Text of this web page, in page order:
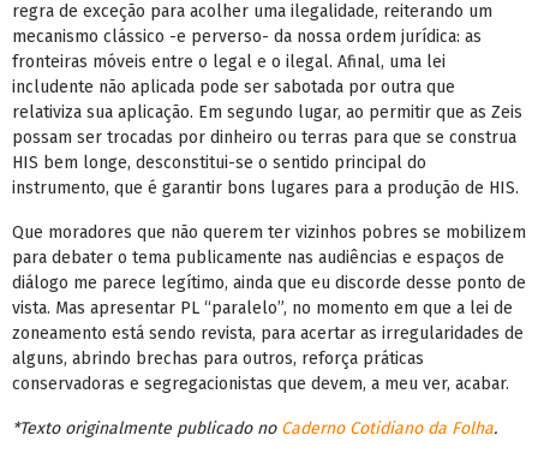
regra de exceção para acolher uma ilegalidade, reiterando um
mecanismo clássico -e perverso- da nossa ordem jurídica: as
fronteiras móveis entre o legal e o ilegal. Afinal, uma lei
includente não aplicada pode ser sabotada por outra que
relativiza sua aplicação. Em segundo lugar, ao permitir que as Zeis
possam ser trocadas por dinheiro ou terras para que se construa
HIS bem longe, desconstitui-se o sentido principal do
instrumento, que é garantir bons lugares para a produção de HIS.
Que moradores que não querem ter vizinhos pobres se mobilizem
para debater o tema publicamente nas audiências e espaços de
diálogo me parece legítimo, ainda que eu discorde desse ponto de
vista. Mas apresentar PL “paralelo”, no momento em que a lei de
zoneamento está sendo revista, para acertar as irregularidades de
alguns, abrindo brechas para outros, reforça práticas
conservadoras e segregacionistas que devem, a meu ver, acabar.
*Texto originalmente publicado no Caderno Cotidiano da Folha.